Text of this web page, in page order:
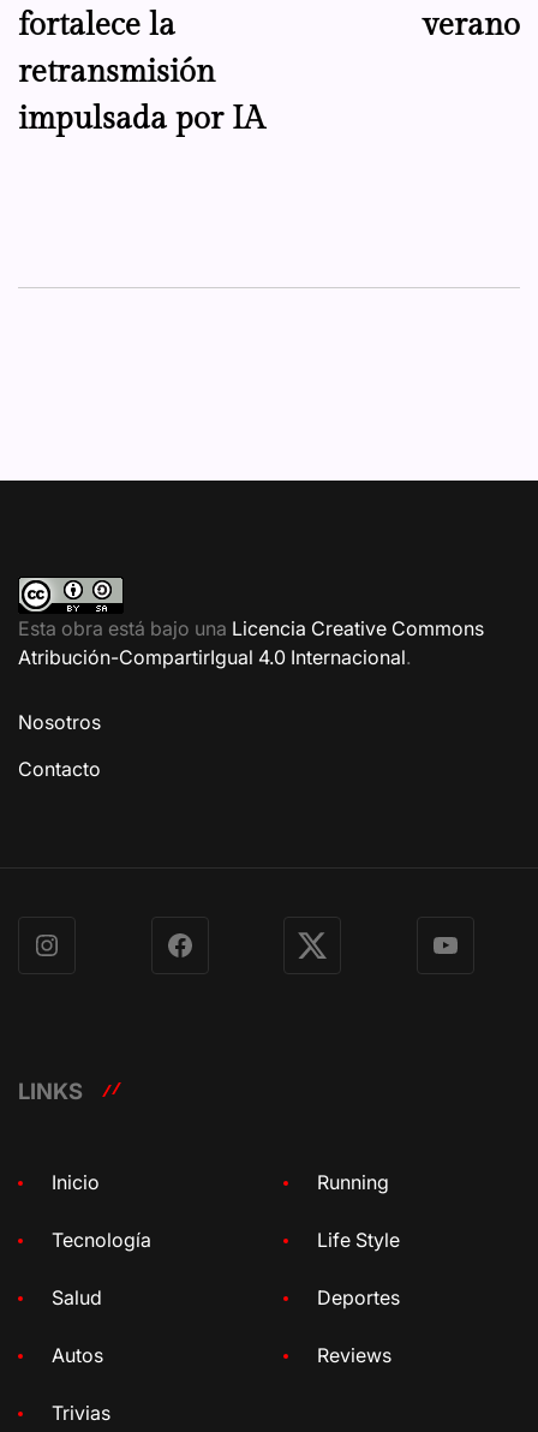
fortalece la
retransmisión
impulsada por IA
verano
Esta obra está bajo una Licencia Creative Commons
Atribución-CompartirIgual 4.0 Internacional.
Nosotros
Contacto
Instagram Facebook X YouTube
LINKS
Inicio Running
Tecnología Life Style
Salud Deportes
Autos Reviews
Trivias